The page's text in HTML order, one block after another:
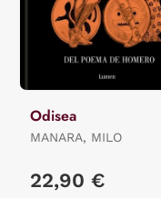
Odisea
MANARA, MILO
22,90 €